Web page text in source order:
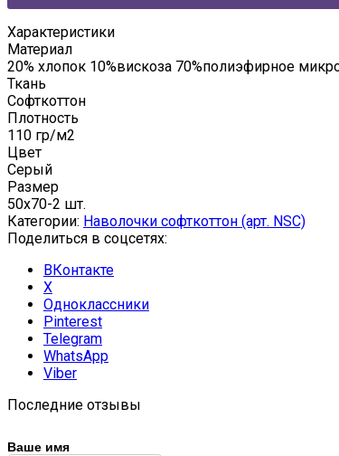
Характеристики
Материал
20% хлопок 10%вискоза 70%полиэфирное
Ткань
Софткоттон
Плотность
110 гр/м2
Цвет
Серый
Размер
50x70-2 шт.
Категории: Наволочки софткоттон (арт. NSC)
Поделиться в соцсетях:
ВКонтакте
X
Одноклассники
Pinterest
Telegram
WhatsApp
Viber
Последние отзывы
Ваше имя